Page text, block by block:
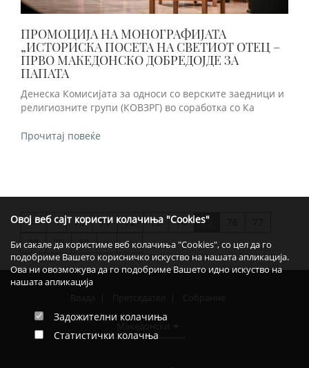
Овој веб сајт користи колачиња "Cookies"
Би сакале да користиме веб колачиња "Cookies", со цел да го
подобриме Вашето корисничко искуство на нашата апликација.
Ова ни овозможува да го подобриме Вашето идно искуство на
нашата апликација
Задожителни колачиња
Статистички колачња
ПРОМОЦИЈА НА МОНОГРАФИЈАТА
„ИСТОРИСКА ПОСЕТА НА СВЕТИОТ ОТЕЦ –
ПРВО МАКЕДОНСКО ДОБРЕДОЈДЕ ЗА
ПАПАТА
Денеска Комисијата за односи со верските заедници и
религиозните групи (КОВЗРГ) во соработка со Ка
Прочитај повеќе
>> < 70 71 72 73 74 75
78
79 80 > >>